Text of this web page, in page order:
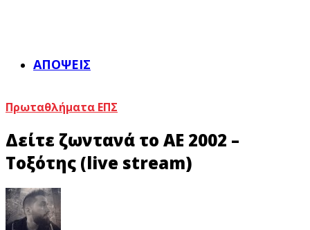
ΑΠΌΨΕΙΣ
Πρωταθλήματα ΕΠΣ
Δείτε ζωντανά το ΑΕ 2002 –
Τοξότης (live stream)